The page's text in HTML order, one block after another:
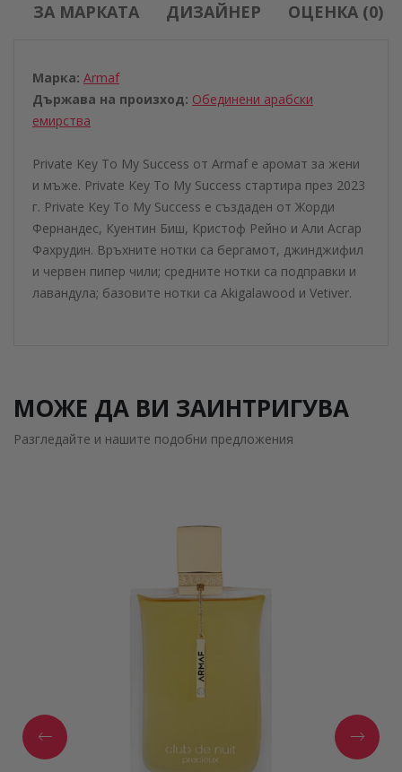
ЗА МАРКАТА ДИЗАЙНЕР ОЦЕНКА (0)
Марка: Armaf
Държава на произход: Обединени aрабски
eмирства
Private Key To My Success от Armaf е аромат за жени
и мъже. Private Key To My Success стартира през 2023
г. Private Key To My Success е създаден от Жорди
Фернандес, Куентин Биш, Кристоф Рейно и Али Асгар
Фахрудин. Връхните нотки са бергамот, джинджифил
и червен пипер чили; средните нотки са подправки и
лавандула; базовите нотки са Akigalawood и Vetiver.
МОЖЕ ДА ВИ ЗАИНТРИГУВА
Разгледайте и нашите подобни предложения